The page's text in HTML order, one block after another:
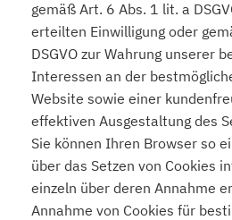
gemäß Art. 6 Abs. 1 lit. a
erteilten Einwilligung oder
DSGVO zur Wahrung unserer
Interessen an der
Website sowie einer
effektiven Ausgestaltung des
Sie können Ihren Browser so
über das Setzen von Cookies
einzeln über deren Annahme
Annahme von Cookies für